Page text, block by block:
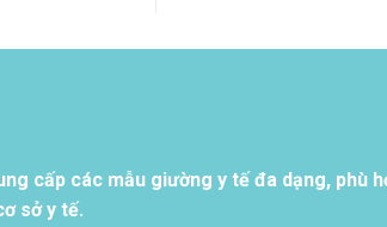
cấp các mẫu giường y tế đa dạng, phù
sở y tế.